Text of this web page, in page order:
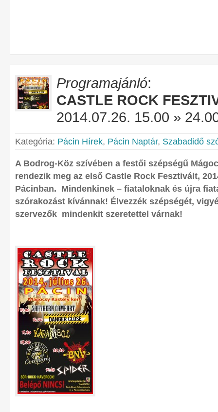
Programajánló:
CASTLE ROCK
2014.07.26. 15.00 »
Kategória: Pácin Hírek, Pácin Naptár, Szabadidő
A Bodrog-Köz szívében a festői szépségű
rendezik meg az első Castle Rock Fesztivált,
Pácinban. Mindenkinek – fiataloknak és újra
szórakozást kívánnak! Élvezzék szépségét,
szervezők mindenkit szeretettel várnak!